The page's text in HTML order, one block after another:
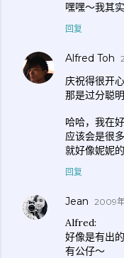
嘿嘿～我其
回复
Alfred Toh
庆祝得很开
那是过分聪
哈哈，我在
应该会是很
就好像妮妮的
回复
Jean 2009年
Alfred:
好像是有出
有公仔～